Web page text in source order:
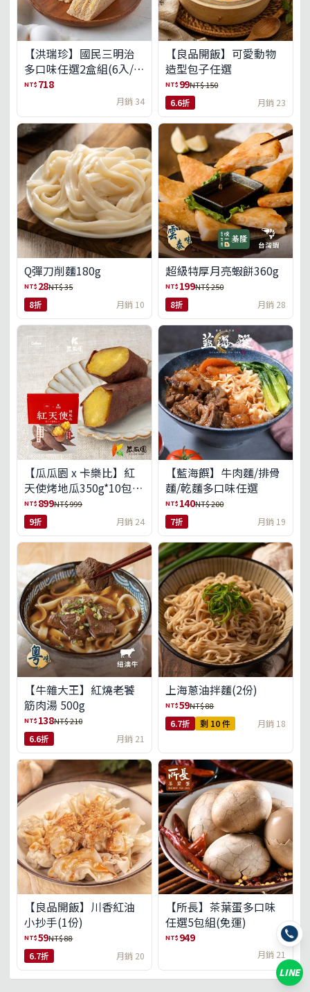
【洪瑞珍】國民三明治
多口味任選2盒組(6入/
盒)(免運)
NT$ 718
月銷 34
【良品開飯】可愛動物
造型包子任選
NT$ 99NT$ 150
6.6折 月銷 23
Q彈刀削麵180g
NT$ 28NT$ 35
8折 月銷 10
超級特厚月亮蝦餅360g
NT$ 199NT$ 250
8折 月銷 28
【瓜瓜園 x 卡樂比】紅
天使烤地瓜350g*10包
(免運組)
NT$ 899NT$ 999
9折 月銷 24
【藍海饌】牛肉麵/排骨
麵/乾麵多口味任選
NT$ 140NT$ 200
7折 月銷 19
【牛雜大王】紅燒老饕
筋肉湯 500g
NT$ 138NT$ 210
6.6折 月銷 21
上海蔥油拌麵(2份)
NT$59NT$ 88
6.7折 剩 10 件 月銷 18
【良品開飯】川香紅油
小抄手(1份)
NT$59NT$ 88
6.7折 月銷 20
【所長】茶葉蛋多口味
任選5包組(免運)
NT$ 949
月銷 21
LINE